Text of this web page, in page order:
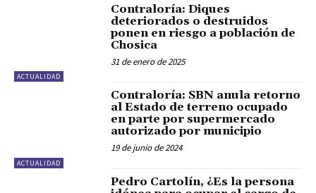
ACTUALIDAD
Contraloría: Diques
deteriorados o destruidos
ponen en riesgo a población de
Chosica
31 de enero de 2025
ACTUALIDAD
Contraloría: SBN anula retorno
al Estado de terreno ocupado
en parte por supermercado
autorizado por municipio
19 de junio de 2024
Pedro Cartolín, ¿Es la persona